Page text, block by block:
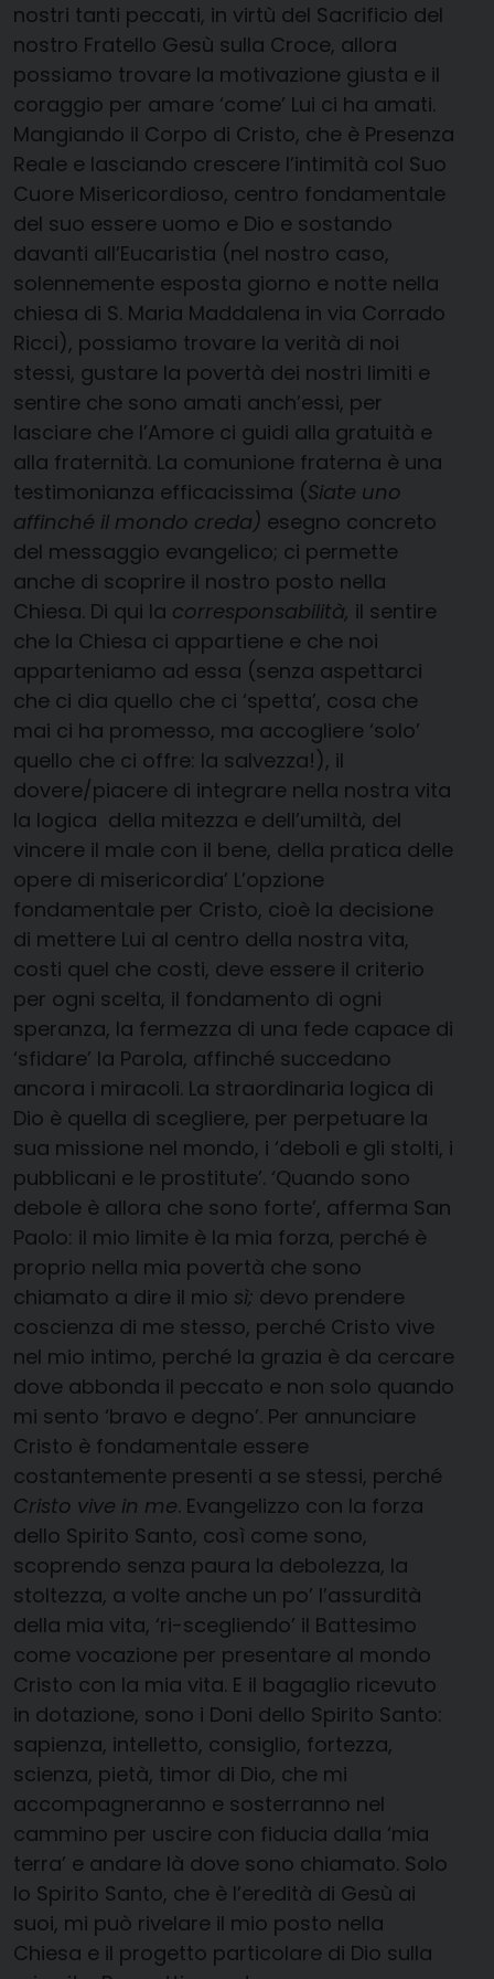
nostri tanti peccati, in virtù del Sacrificio del
nostro Fratello Gesù sulla Croce, allora
possiamo trovare la motivazione giusta e il
coraggio per amare ‘come’ Lui ci ha amati.
Mangiando il Corpo di Cristo, che è Presenza
Reale e lasciando crescere l’intimità col Suo
Cuore Misericordioso, centro fondamentale
del suo essere uomo e Dio e sostando
davanti all’Eucaristia (nel nostro caso,
solennemente esposta giorno e notte nella
chiesa di S. Maria Maddalena in via Corrado
Ricci), possiamo trovare la verità di noi
stessi, gustare la povertà dei nostri limiti e
sentire che sono amati anch’essi, per
lasciare che l’Amore ci guidi alla gratuità e
alla fraternità. La comunione fraterna è una
testimonianza efficacissima (Siate uno
affinché il mondo creda) esegno concreto
del messaggio evangelico; ci permette
anche di scoprire il nostro posto nella
Chiesa. Di qui la corresponsabilità, il sentire
che la Chiesa ci appartiene e che noi
apparteniamo ad essa (senza aspettarci
che ci dia quello che ci ‘spetta’, cosa che
mai ci ha promesso, ma accogliere ‘solo’
quello che ci offre: la salvezza!), il
dovere/piacere di integrare nella nostra vita
la logica della mitezza e dell’umiltà, del
vincere il male con il bene, della pratica delle
opere di misericordia’ L’opzione
fondamentale per Cristo, cioè la decisione
di mettere Lui al centro della nostra vita,
costi quel che costi, deve essere il criterio
per ogni scelta, il fondamento di ogni
speranza, la fermezza di una fede capace di
‘sfidare’ la Parola, affinché succedano
ancora i miracoli. La straordinaria logica di
Dio è quella di scegliere, per perpetuare la
sua missione nel mondo, i ‘deboli e gli stolti, i
pubblicani e le prostitute’. ‘Quando sono
debole è allora che sono forte’, afferma San
Paolo: il mio limite è la mia forza, perché è
proprio nella mia povertà che sono
chiamato a dire il mio sì; devo prendere
coscienza di me stesso, perché Cristo vive
nel mio intimo, perché la grazia è da cercare
dove abbonda il peccato e non solo quando
mi sento ‘bravo e degno’. Per annunciare
Cristo è fondamentale essere
costantemente presenti a se stessi, perché
Cristo vive in me. Evangelizzo con la forza
dello Spirito Santo, così come sono,
scoprendo senza paura la debolezza, la
stoltezza, a volte anche un po’ l’assurdità
della mia vita, ‘ri-scegliendo’ il Battesimo
come vocazione per presentare al mondo
Cristo con la mia vita. E il bagaglio ricevuto
in dotazione, sono i Doni dello Spirito Santo:
sapienza, intelletto, consiglio, fortezza,
scienza, pietà, timor di Dio, che mi
accompagneranno e sosterranno nel
cammino per uscire con fiducia dalla ‘mia
terra’ e andare là dove sono chiamato. Solo
lo Spirito Santo, che è l’eredità di Gesù ai
suoi, mi può rivelare il mio posto nella
Chiesa e il progetto particolare di Dio sulla